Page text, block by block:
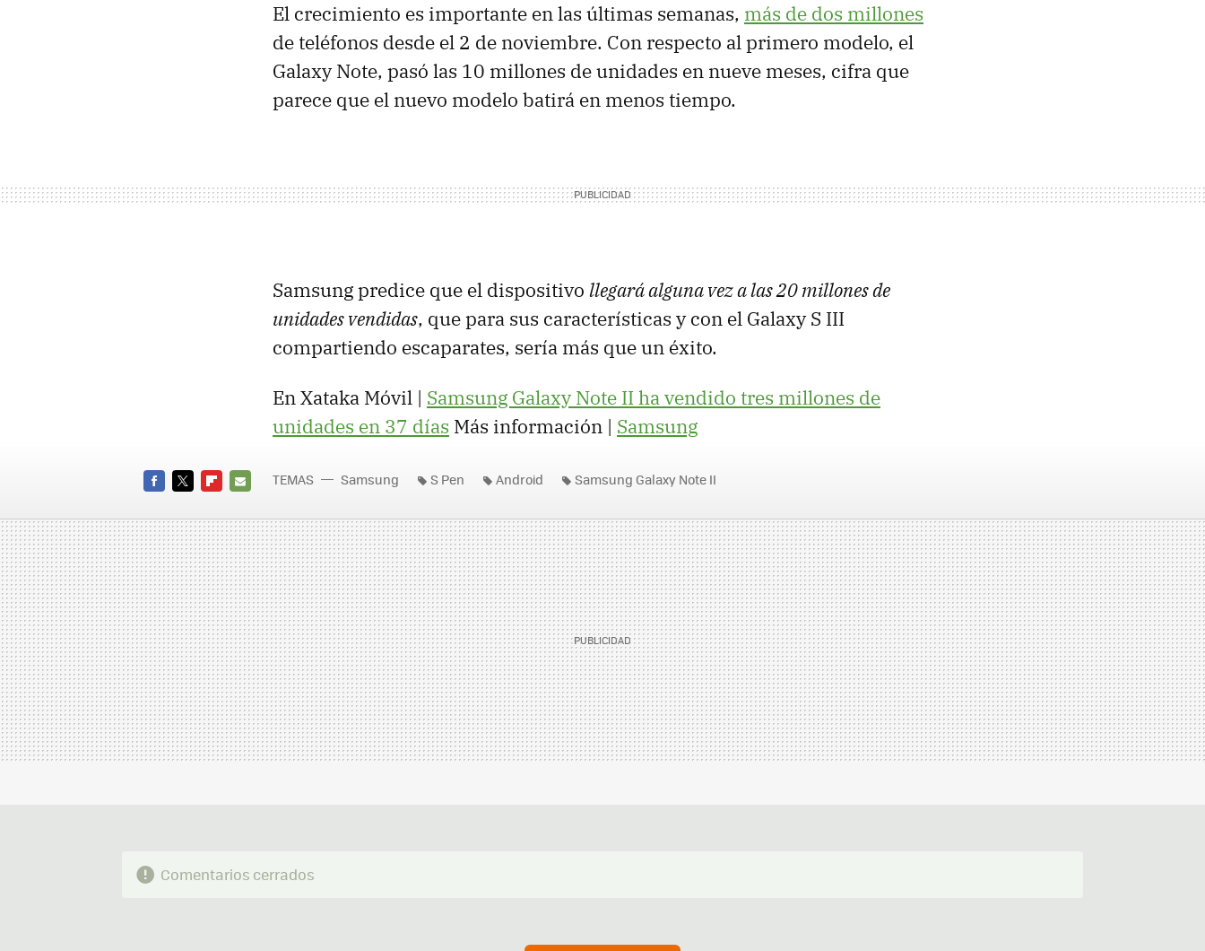
El crecimiento es importante en las últimas semanas, más de dos millones
de teléfonos desde el 2 de noviembre. Con respecto al primero modelo, el
Galaxy Note, pasó las 10 millones de unidades en nueve meses, cifra que
parece que el nuevo modelo batirá en menos tiempo.
Samsung predice que el dispositivo llegará alguna vez a las 20 millones de
unidades vendidas, que para sus características y con el Galaxy S III
compartiendo escaparates, sería más que un éxito.
En Xataka Móvil | Samsung Galaxy Note II ha vendido tres millones de
unidades en 37 días Más información | Samsung
MAIL
TEMAS Samsung S Pen Android Samsung Galaxy Note II
Comentarios cerrados